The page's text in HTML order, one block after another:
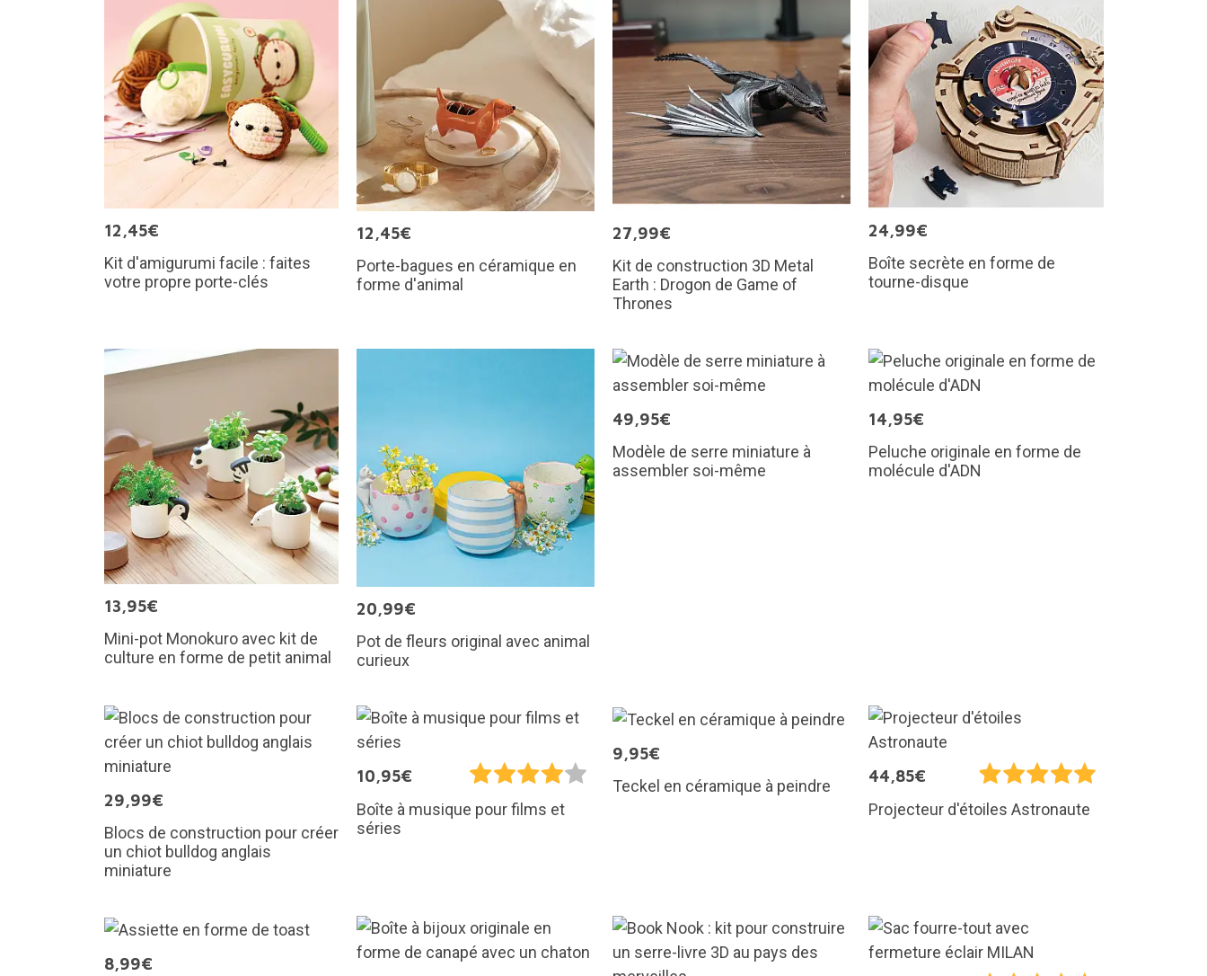
12,45€
Kit d'amigurumi facile : faites
votre propre porte-clés
12,45€
Porte-bagues en céramique en
forme d'animal
27,99€
Kit de construction 3D Metal
Earth : Drogon de Game of
Thrones
24,99€
Boîte secrète en forme de
tourne-disque
13,95€
Mini-pot Monokuro avec kit de
culture en forme de petit animal
20,99€
Pot de fleurs original avec animal
curieux
49,95€
Modèle de serre miniature à
assembler soi-même
14,95€
Peluche originale en forme de
molécule d'ADN
29,99€
Blocs de construction pour créer
un chiot bulldog anglais
miniature
10,95€
Boîte à musique pour films et
séries
9,95€
Teckel en céramique à peindre
44,85€
Projecteur d'étoiles Astronaute
8,99€